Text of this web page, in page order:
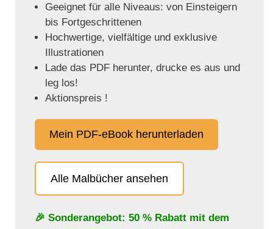
Geeignet für alle Niveaus: von Einsteigern
bis Fortgeschrittenen
Hochwertige, vielfältige und exklusive
Illustrationen
Lade das PDF herunter, drucke es aus und
leg los!
Aktionspreis !
Mein PDF-eBook herunterladen
Alle Malbücher ansehen
🎉 Sonderangebot: 50 % Rabatt mit dem